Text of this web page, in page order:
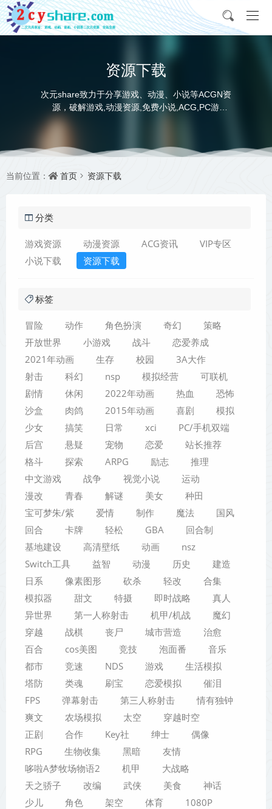
资源下载
次元share致力于分享游戏、动漫、小说等ACGN资
源，破解游戏,动漫资源,免费小说,ACG,PC游
戏,switch游戏,金手指，动画电影,动画片,全本小说,
并提供网盘下载
当前位置： 首页 资源下载
分类
游戏资源 动漫资源 ACG资讯
VIP专区
小说下载
资源下载
标签
冒险 动作 角色扮演 奇幻
策略
开放世界
小游戏 战斗
恋爱养成
2021年动画
生存 校园
3A大作
射击
科幻 nsp 模拟经营
可联机
剧情
休闲 2022年动画 热血
恐怖
沙盒
肉鸽 2015年动画 喜剧
模拟
少女
搞笑 日常 xci
PC/手机双端
后宫
悬疑 宠物 恋爱
站长推荐
格斗
探索 ARPG 励志
推理
中文游戏
战争 视觉小说
运动
漫改
青春 解谜 美女
种田
宝可梦朱/紫
爱情 制作 魔法
国风
回合
卡牌 轻松 GBA
回合制
基地建设
高清壁纸 动画
nsz
Switch工具
益智 动漫 历史
建造
日系
像素图形 砍杀 轻改
合集
模拟器
甜文 特摄 即时战略
真人
异世界
第一人称射击 机甲/机战
魔幻
穿越
战棋 丧尸 城市营造
治愈
百合
cos美图 竞技 泡面番
音乐
都市
竞速 NDS 游戏
生活模拟
塔防
类魂 刷宝 恋爱模拟
催泪
FPS
弹幕射击 第三人称射击
情有独钟
爽文
农场模拟 太空
穿越时空
正剧
合作 Key社 绅士
偶像
RPG
生物收集 黑暗
友情
哆啦A梦牧场物语2
机甲
大战略
天之骄子
改编 武侠 美食
神话
少儿
角色 架空 体育
1080P